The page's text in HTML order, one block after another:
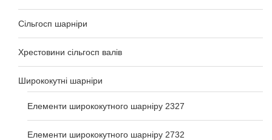
Сільгосп шарніри
Хрестовини сільгосп валів
Ширококутні шарніри
Елементи ширококутного шарніру 2327
Елементи ширококутного шарніру 2732